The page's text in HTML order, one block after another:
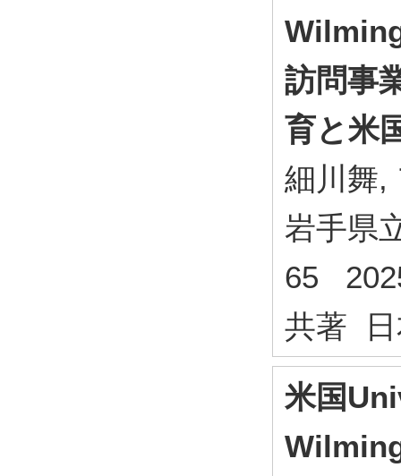
訪問事
育と米
細川舞,
岩手県
65
共著 日
米国